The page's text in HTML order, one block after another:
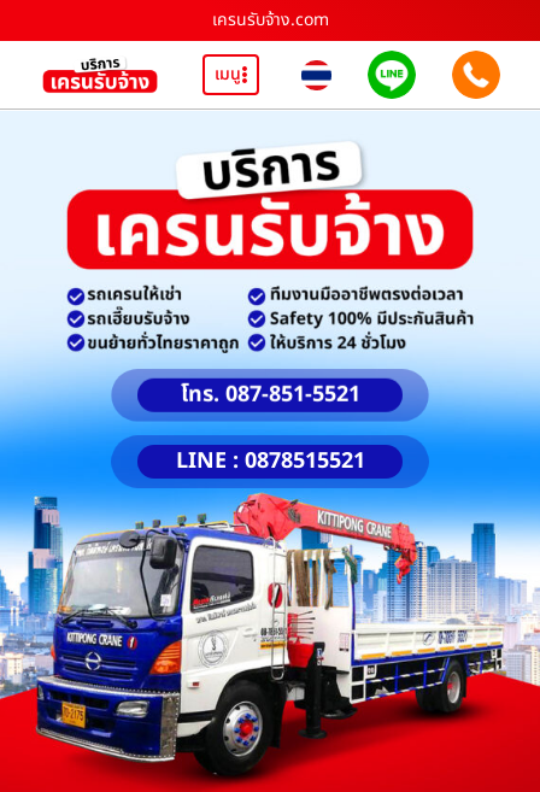
เครนรับจ้าง.com
เมนู
โทร. 087-851-5521
LINE : 0878515521